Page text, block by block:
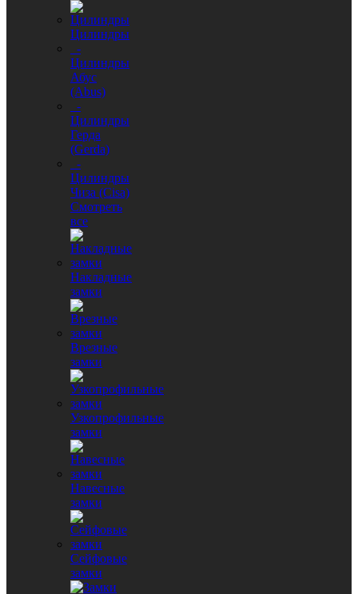
Цилиндры
-
Цилиндры
Абус
(Abus)
-
Цилиндры
Герда
(Gerda)
-
Цилиндры
Чиза (Cisa)
Смотреть
все
Накладные
замки
Врезные
замки
Узкопрофильные
замки
Навесные
замки
Сейфовые
замки